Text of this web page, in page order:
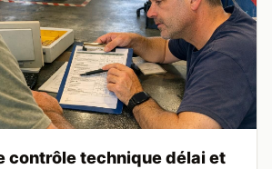
contrôle technique délai et